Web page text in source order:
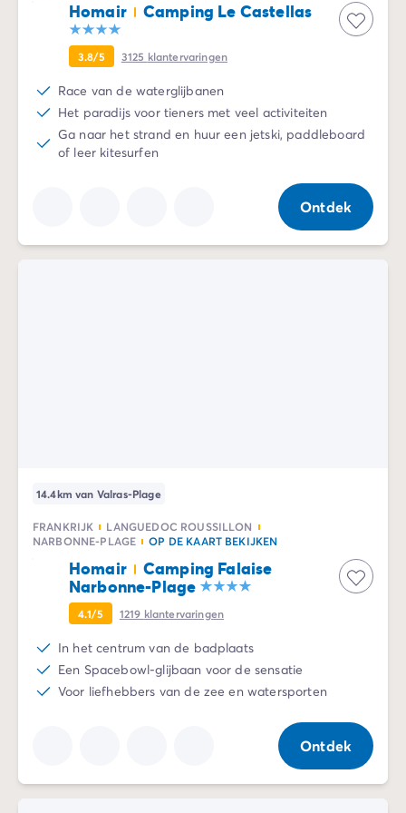
De Homair ervaring
Services & praktische info
Voorzieningen en faciliteiten
Onze cateringpakketten
Service & contact
Alle betaalmethoden
Betaal in termijnen
Homair Camping Le Castellas
3.8/5 3125 klantervaringen
Race van de waterglijbanen
Het paradijs voor tieners met veel activiteiten
Ga naar het strand en huur een jetski, paddleboard
of leer kitesurfen
Ontdek
14.4km van Valras-Plage
FRANKRIJK
LANGUEDOC ROUSSILLON
NARBONNE-PLAGE
OP DE KAART BEKIJKEN
Homair
Camping Falaise
Narbonne-Plage
4.1/5 1219 klantervaringen
In het centrum van de badplaats
Een Spacebowl-glijbaan voor de sensatie
Voor liefhebbers van de zee en watersporten
Ontdek